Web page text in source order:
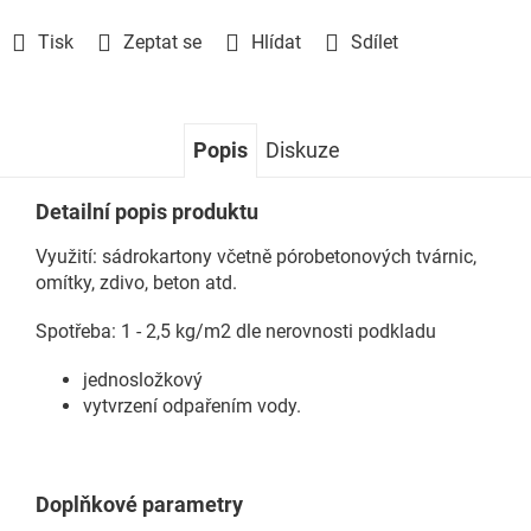
Tisk Zeptat se Hlídat Sdílet
Popis Diskuze
Detailní popis produktu
Využití: sádrokartony včetně pórobetonových tvárnic,
omítky, zdivo, beton atd.
Spotřeba: 1 - 2,5 kg/m2 dle nerovnosti podkladu
jednosložkový
vytvrzení odpařením vody.
Doplňkové parametry